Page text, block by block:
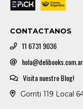
CONTACTANOS
11 6731 9036
hola@delibooks.com.ar
Visita nuestro Blog!
Gorriti 119 Local